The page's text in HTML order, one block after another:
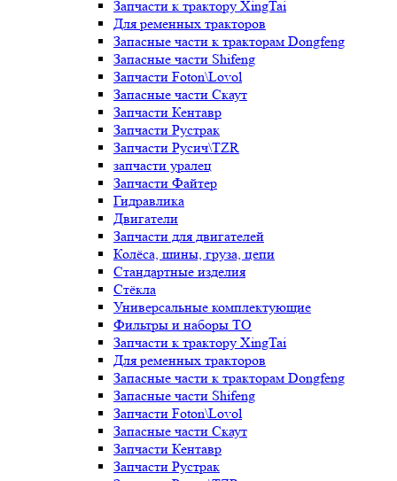
Запчасти к трактору XingTai
Для ременных тракторов
Запасные части к тракторам Dongfeng
Запасные части Shifeng
Запчасти Foton\Lovol
Запасные части Скаут
Запчасти Кентавр
Запчасти Рустрак
Запчасти Русич\TZR
запчасти уралец
Запчасти Файтер
Гидравлика
Двигатели
Запчасти для двигателей
Колёса, шины, груза, цепи
Стандартные изделия
Стёкла
Универсальные комплектующие
Фильтры и наборы ТО
Запчасти к трактору XingTai
Для ременных тракторов
Запасные части к тракторам Dongfeng
Запасные части Shifeng
Запчасти Foton\Lovol
Запасные части Скаут
Запчасти Кентавр
Запчасти Рустрак